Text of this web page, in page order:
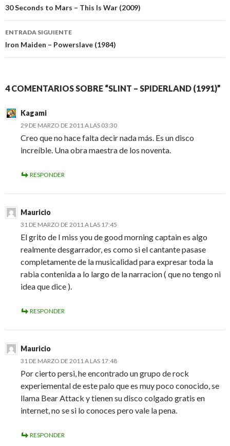
de
entradas
30 Seconds to Mars – This Is War (2009)
ENTRADA SIGUIENTE
Iron Maiden – Powerslave (1984)
4 COMENTARIOS SOBRE “SLINT – SPIDERLAND (1991)”
Kagami
29 DE MARZO DE 2011 A LAS 03:30
Creo que no hace falta decir nada más. Es un disco
increíble. Una obra maestra de los noventa.
RESPONDER
Mauricio
31 DE MARZO DE 2011 A LAS 17:45
El grito de I miss you de good morning captain es algo
realmente desgarrador, es como si el cantante pasase
completamente de la musicalidad para expresar toda la
rabia contenida a lo largo de la narracion ( que no tengo ni
idea que dice ).
RESPONDER
Mauricio
31 DE MARZO DE 2011 A LAS 17:48
Por cierto persi, he encontrado un grupo de rock
experiemental de este palo que es muy poco conocido, se
llama Bear Attack y tienen su disco colgado gratis en
internet, no se si lo conoces pero vale la pena.
RESPONDER